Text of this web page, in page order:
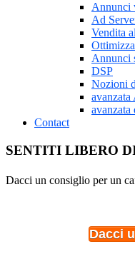
Annunci
Ad
Vendita
Annunci
DSP
Nozioni
Contact
SENTITI LIBERO
Dacci un consiglio per un
Dacci